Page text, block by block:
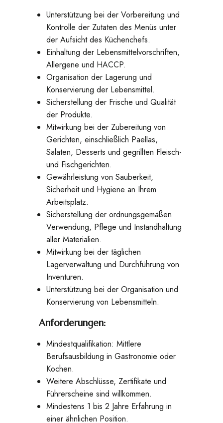
Unterstützung bei der Vorbereitung und
Kontrolle der Zutaten des Menüs unter
der Aufsicht des Küchenchefs.
Einhaltung der Lebensmittelvorschriften,
Allergene und HACCP.
Organisation der Lagerung und
Konservierung der Lebensmittel.
Sicherstellung der Frische und Qualität
der Produkte.
Mitwirkung bei der Zubereitung von
Gerichten, einschließlich Paellas,
Salaten, Desserts und gegrillten Fleisch-
und Fischgerichten.
Gewährleistung von Sauberkeit,
Sicherheit und Hygiene an Ihrem
Arbeitsplatz.
Sicherstellung der ordnungsgemäßen
Verwendung, Pflege und Instandhaltung
aller Materialien.
Mitwirkung bei der täglichen
Lagerverwaltung und Durchführung von
Inventuren.
Unterstützung bei der Organisation und
Konservierung von Lebensmitteln.
Anforderungen:
Mindestqualifikation: Mittlere
Berufsausbildung in Gastronomie oder
Kochen.
Weitere Abschlüsse, Zertifikate und
Führerscheine sind willkommen.
Mindestens 1 bis 2 Jahre Erfahrung in
einer ähnlichen Position.